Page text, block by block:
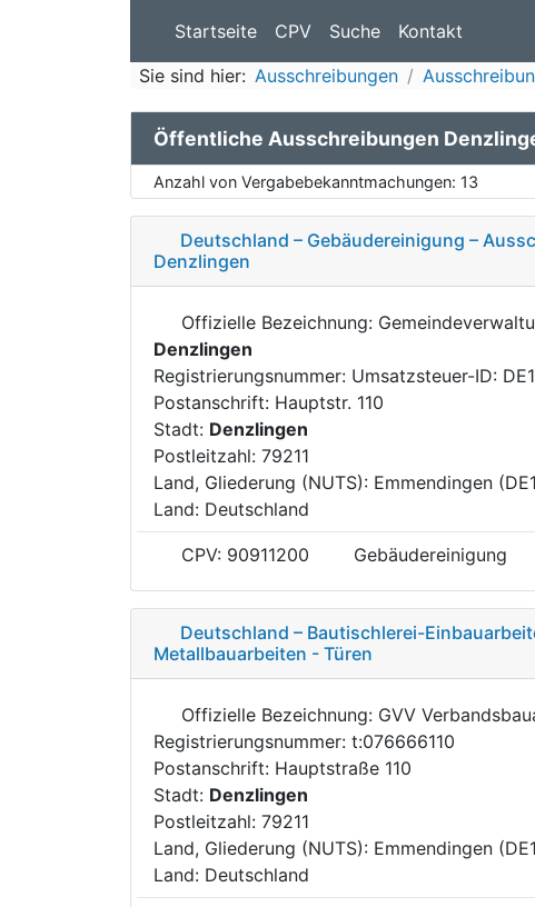
Startseite CPV Suche Kontakt
Sie sind hier: Ausschreibungen
Öffentliche Ausschreibungen
Anzahl von Vergabebekanntmachungen: 13
Deutschland – Gebäudereinigung –
Denzlingen
Offizielle Bezeichnung:
Denzlingen
Registrierungsnummer: Umsatzsteuer-ID:
Postanschrift: Hauptstr. 110
Stadt: Denzlingen
Postleitzahl: 79211
Land, Gliederung (NUTS): Emmendingen
Land: Deutschland
CPV: 90911200 Gebäudereinigung
Deutschland – Bautischlerei-
Metallbauarbeiten - Türen
Offizielle Bezeichnung: GVV
Registrierungsnummer: t:076666110
Postanschrift: Hauptstraße 110
Stadt: Denzlingen
Postleitzahl: 79211
Land, Gliederung (NUTS): Emmendingen
Land: Deutschland